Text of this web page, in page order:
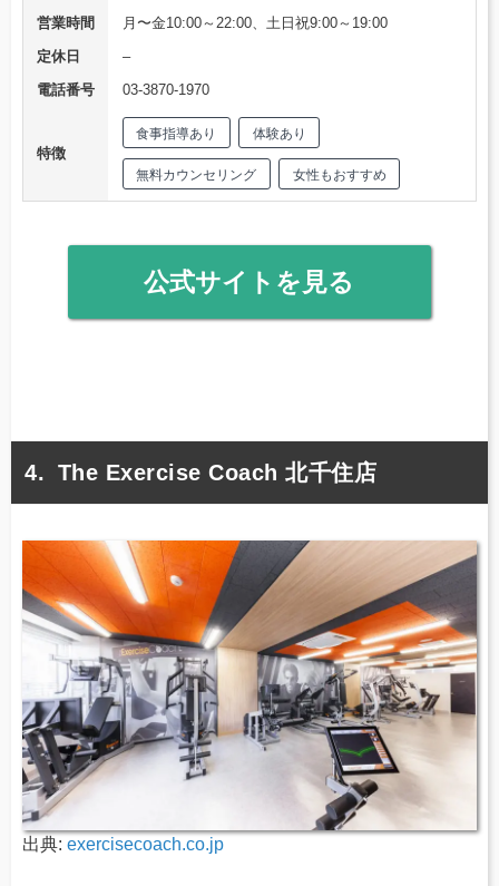
営業時間
月〜金10:00～22:00、土日祝9:00～19:00
定休日
–
電話番号
03-3870-1970
特徴
食事指導あり 体験あり
無料カウンセリング 女性もおすすめ
公式サイトを見る
The Exercise Coach 北千住店
出典: exercisecoach.co.jp